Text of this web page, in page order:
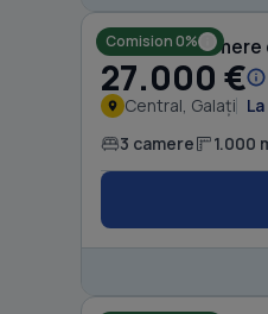
Comision 0%
Casă cu 3
27.000 €
Central, Galați
3 camere 1.000